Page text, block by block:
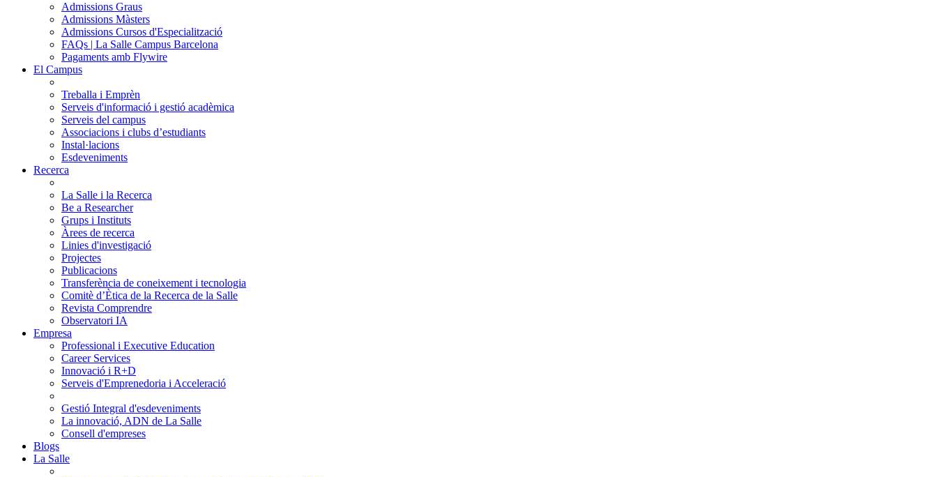
Admissions Graus
Admissions Màsters
Admissions Cursos d'Especialització
FAQs | La Salle Campus Barcelona
Pagaments amb Flywire
El Campus
Treballa i Emprèn
Serveis d'informació i gestió acadèmica
Serveis del campus
Associacions i clubs d’estudiants
Instal·lacions
Esdeveniments
Recerca
La Salle i la Recerca
Be a Researcher
Grups i Instituts
Àrees de recerca
Linies d'investigació
Projectes
Publicacions
Transferència de coneixement i tecnologia
Comitè d’Ètica de la Recerca de la Salle
Revista Comprendre
Observatori IA
Empresa
Professional i Executive Education
Career Services
Innovació i R+D
Serveis d'Emprenedoria i Acceleració
Gestió Integral d'esdeveniments
La innovació, ADN de La Salle
Consell d'empreses
Blogs
La Salle